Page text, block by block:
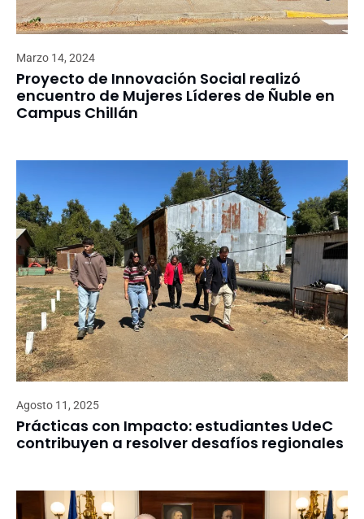
Marzo 14, 2024
Proyecto de Innovación Social realizó
encuentro de Mujeres Líderes de Ñuble en
Campus Chillán
Agosto 11, 2025
Prácticas con Impacto: estudiantes UdeC
contribuyen a resolver desafíos regionales